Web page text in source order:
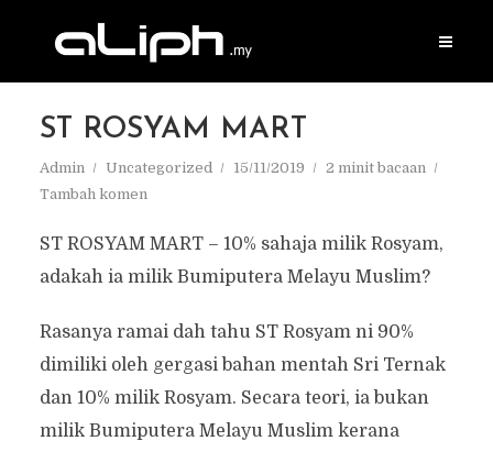
ST ROSYAM MART
Admin Uncategorized 15/11/2019
2 minit bacaan
Tambah komen
ST ROSYAM MART – 10% sahaja milik Rosyam,
adakah ia milik Bumiputera Melayu Muslim?
Rasanya ramai dah tahu ST Rosyam ni 90%
dimiliki oleh gergasi bahan mentah Sri Ternak
dan 10% milik Rosyam. Secara teori, ia bukan
milik Bumiputera Melayu Muslim kerana